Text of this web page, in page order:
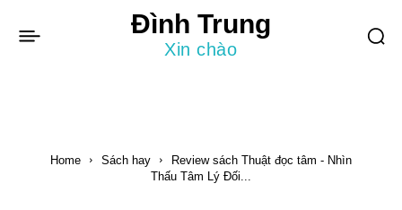
Đình Trung
Xin chào
Home Sách hay
Review sách Thuật đọc tâm - Nhìn
Thấu Tâm Lý Đối...